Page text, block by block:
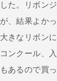
た。リボン
、結果よか
きなリボン
ンクール、
あるので買